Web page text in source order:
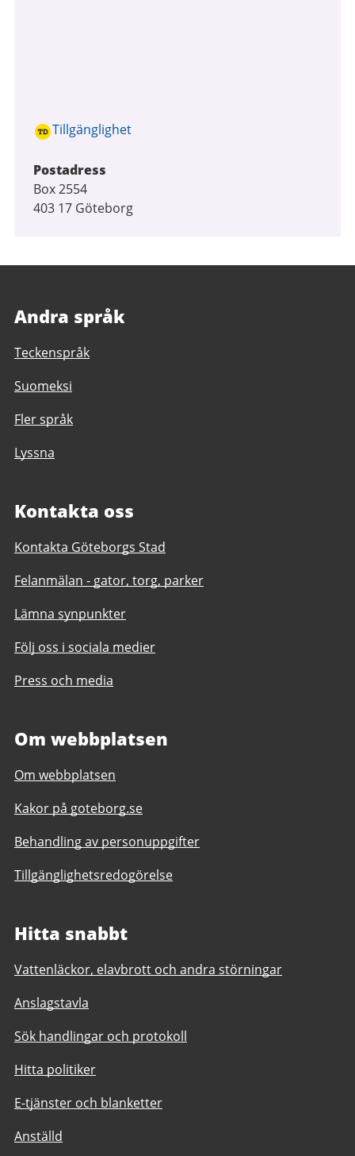
Tillgänglighet
Postadress
Box 2554
403 17 Göteborg
Andra språk
Teckenspråk
Suomeksi
Fler språk
Lyssna
Kontakta oss
Kontakta Göteborgs Stad
Felanmälan - gator, torg, parker
Lämna synpunkter
Följ oss i sociala medier
Press och media
Om webbplatsen
Om webbplatsen
Kakor på goteborg.se
Behandling av personuppgifter
Tillgänglighetsredogörelse
Hitta snabbt
Vattenläckor, elavbrott och andra störningar
Anslagstavla
Sök handlingar och protokoll
Hitta politiker
E-tjänster och blanketter
Anställd